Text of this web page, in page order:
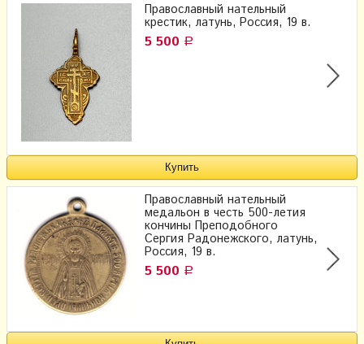
Православный нательный
крестик, латунь, Россия, 19 в.
5 500 Р
Православный нательный
медальон в честь 500-летия
кончины Преподобного
Сергия Радонежского, латунь,
Россия, 19 в.
5 500 Р